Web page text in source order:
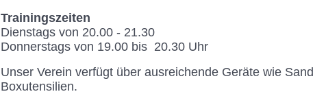
Trainingszeiten
Dienstags von 20.00 - 21.30
Donnerstags von 19.00 bis 20.30 Uhr
Unser Verein verfügt über ausreichende Geräte wie
Boxutensilien.